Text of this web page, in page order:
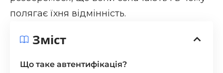
полягає їхня відмінність.
Зміст
Що таке автентифікація?